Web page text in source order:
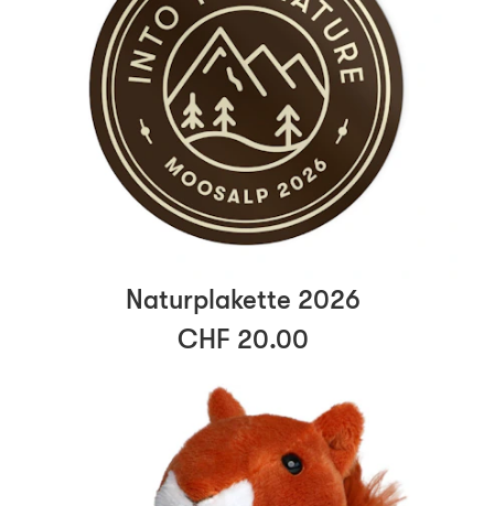
Naturplakette 2026
CHF 20.00